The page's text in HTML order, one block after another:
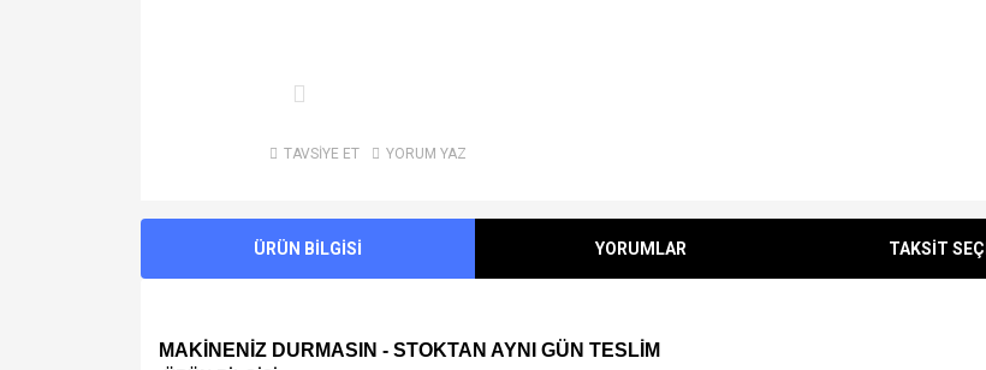
TAVSİYE ET YORUM YAZ
ÜRÜN BİLGİSİ YORUMLAR TAKSİT
MAKİNENİZ DURMASIN - STOKTAN AYNI GÜN TESLİM